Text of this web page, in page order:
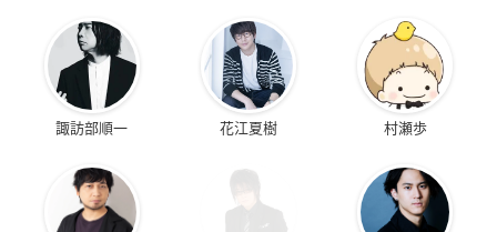
マギ
モルジアナ
To LOVEる－とらぶ
る－ダークネス
ララ・サタリン・デ
ビルーク
となりの怪物くん
水谷雫
諏訪部順一 花江夏樹 村瀬歩